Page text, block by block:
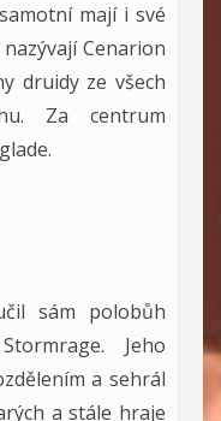
mají i své
Cenarion
druidy ze všech
Za centrum
sám polobůh
Jeho
a sehrál
a stále hraje